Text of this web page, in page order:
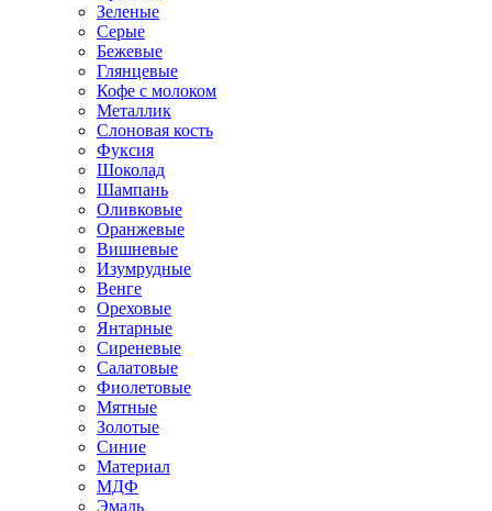
Зеленые
Серые
Бежевые
Глянцевые
Кофе с молоком
Металлик
Слоновая кость
Фуксия
Шоколад
Шампань
Оливковые
Оранжевые
Вишневые
Изумрудные
Венге
Ореховые
Янтарные
Сиреневые
Салатовые
Фиолетовые
Мятные
Золотые
Синие
Материал
МДФ
Эмаль